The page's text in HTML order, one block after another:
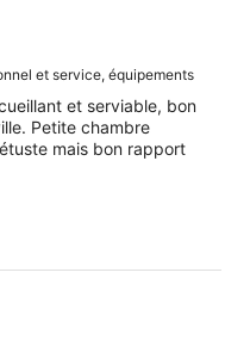
et service, équipements
et serviable, bon
Petite chambre
mais bon rapport